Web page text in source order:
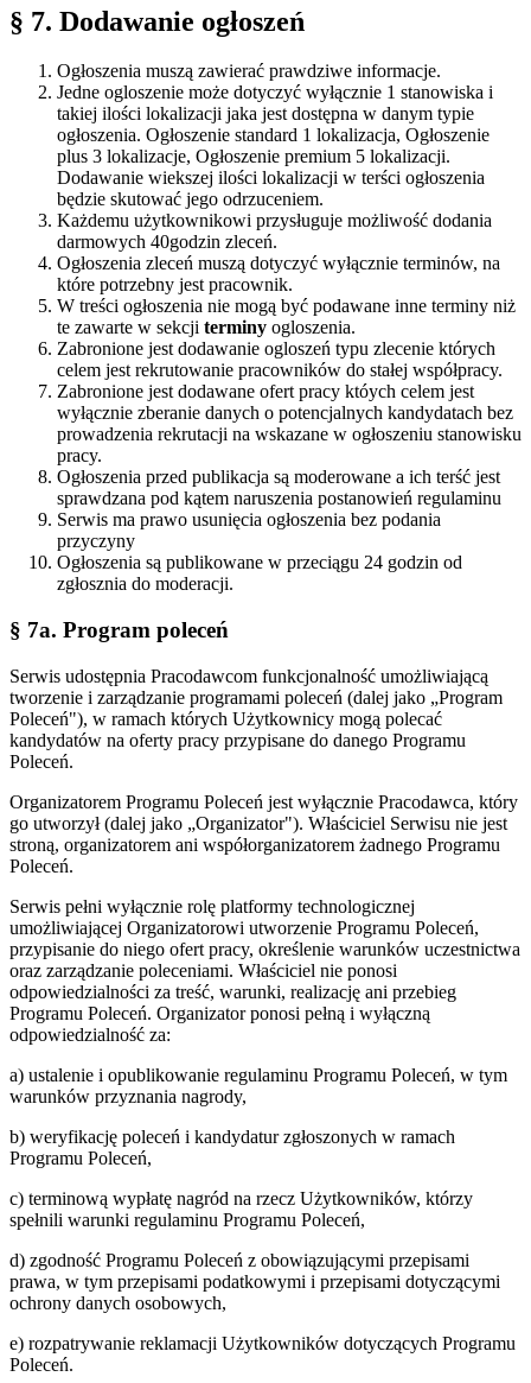
§ 7. Dodawanie ogłoszeń
Ogłoszenia muszą zawierać prawdziwe informacje.
Jedne ogloszenie może dotyczyć wyłącznie 1 stanowiska i
takiej ilości lokalizacji jaka jest dostępna w danym typie
ogłoszenia. Ogłoszenie standard 1 lokalizacja, Ogłoszenie
plus 3 lokalizacje, Ogłoszenie premium 5 lokalizacji.
Dodawanie wiekszej ilości lokalizacji w terści ogłoszenia
będzie skutować jego odrzuceniem.
Każdemu użytkownikowi przysługuje możliwość dodania
darmowych 40godzin zleceń.
Ogłoszenia zleceń muszą dotyczyć wyłącznie terminów, na
które potrzebny jest pracownik.
W treści ogłoszenia nie mogą być podawane inne terminy niż
te zawarte w sekcji terminy ogloszenia.
Zabronione jest dodawanie ogloszeń typu zlecenie których
celem jest rekrutowanie pracowników do stałej współpracy.
Zabronione jest dodawane ofert pracy któych celem jest
wyłącznie zberanie danych o potencjalnych kandydatach bez
prowadzenia rekrutacji na wskazane w ogłoszeniu stanowisku
pracy.
Ogłoszenia przed publikacja są moderowane a ich terść jest
sprawdzana pod kątem naruszenia postanowień regulaminu
Serwis ma prawo usunięcia ogłoszenia bez podania
przyczyny
Ogłoszenia są publikowane w przeciągu 24 godzin od
zgłosznia do moderacji.
§ 7a. Program poleceń
Serwis udostępnia Pracodawcom funkcjonalność umożliwiającą
tworzenie i zarządzanie programami poleceń (dalej jako „Program
Poleceń"), w ramach których Użytkownicy mogą polecać
kandydatów na oferty pracy przypisane do danego Programu
Poleceń.
Organizatorem Programu Poleceń jest wyłącznie Pracodawca, który
go utworzył (dalej jako „Organizator"). Właściciel Serwisu nie jest
stroną, organizatorem ani współorganizatorem żadnego Programu
Poleceń.
Serwis pełni wyłącznie rolę platformy technologicznej
umożliwiającej Organizatorowi utworzenie Programu Poleceń,
przypisanie do niego ofert pracy, określenie warunków uczestnictwa
oraz zarządzanie poleceniami. Właściciel nie ponosi
odpowiedzialności za treść, warunki, realizację ani przebieg
Programu Poleceń. Organizator ponosi pełną i wyłączną
odpowiedzialność za:
a) ustalenie i opublikowanie regulaminu Programu Poleceń, w tym
warunków przyznania nagrody,
b) weryfikację poleceń i kandydatur zgłoszonych w ramach
Programu Poleceń,
c) terminową wypłatę nagród na rzecz Użytkowników, którzy
spełnili warunki regulaminu Programu Poleceń,
d) zgodność Programu Poleceń z obowiązującymi przepisami
prawa, w tym przepisami podatkowymi i przepisami dotyczącymi
ochrony danych osobowych,
e) rozpatrywanie reklamacji Użytkowników dotyczących Programu
Poleceń.